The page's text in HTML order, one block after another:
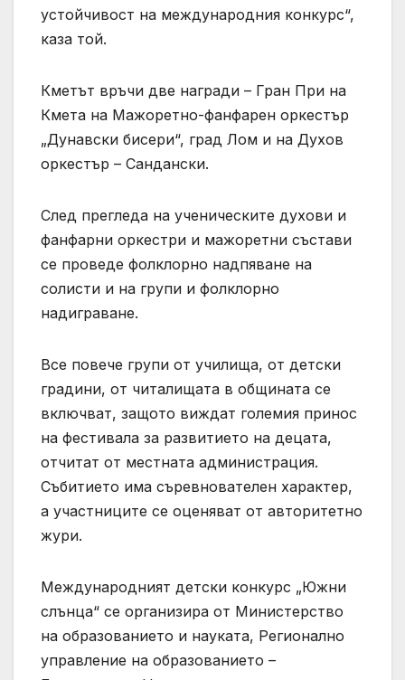
устойчивост на международния конкурс“,
каза той.
Кметът връчи две награди – Гран При на
Кмета на Мажоретно-фанфарен оркестър
„Дунавски бисери“, град Лом и на Духов
оркестър – Сандански.
След прегледа на ученическите духови и
фанфарни оркестри и мажоретни състави
се проведе фолклорно надпяване на
солисти и на групи и фолклорно
надиграване.
Все повече групи от училища, от детски
градини, от читалищата в общината се
включват, защото виждат големия принос
на фестивала за развитието на децата,
отчитат от местната администрация.
Събитието има съревнователен характер,
а участниците се оценяват от авторитетно
жури.
Международният детски конкурс „Южни
слънца“ се организира от Министерство
на образованието и науката, Регионално
управление на образованието –